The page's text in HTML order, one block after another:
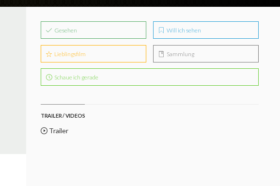
Gesehen Will ich sehen
Lieblingsfilm Sammlung
Schaue ich gerade
TRAILER / VIDEOS
Trailer